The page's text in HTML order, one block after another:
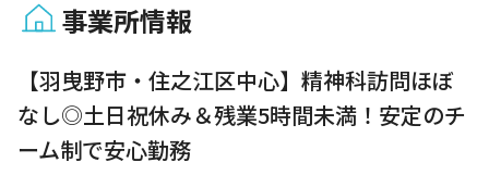
事業所情報
【羽曳野市・住之江区中心】精神科訪問ほぼ
なし◎土日祝休み＆残業5時間未満！安定のチ
ーム制で安心勤務